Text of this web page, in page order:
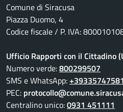
Comune di Siracusa
Piazza Duomo, 4
Codice fiscale / P. IVA:
Ufficio Rapporti con il Cittadino
Numero verde:800299507
SMS e WhatsApp:
PEC:
Centralino unico:0931 451111